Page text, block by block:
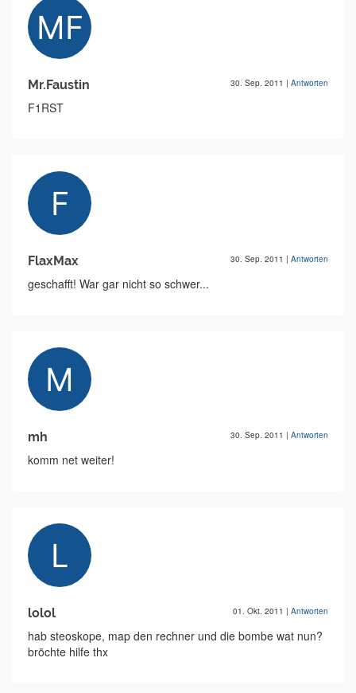
Mr.Faustin 30. Sep. 2011 | Antworten
F1RST
FlaxMax 30. Sep. 2011 | Antworten
geschafft! War gar nicht so schwer...
mh 30. Sep. 2011 | Antworten
komm net weiter!
lolol 01. Okt. 2011 | Antworten
hab steoskope, map den rechner und die bombe wat nun?
bröchte hilfe thx